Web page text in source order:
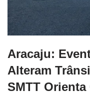
Aracaju:
Alteram
SMTT